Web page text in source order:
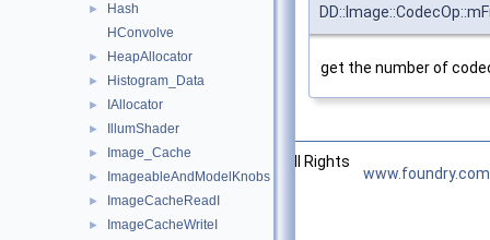
►
Hash
HConvolve
► HeapAllocator
► Histogram_Data
► IAllocator
► IllumShader
► Image_Cache
► ImageableAndModelKnobs
► ImageCacheReadI
► ImageCacheWriteI
get the number of
©2026 The Foundry Visionmongers, Ltd. All Rights
www.foundry.com